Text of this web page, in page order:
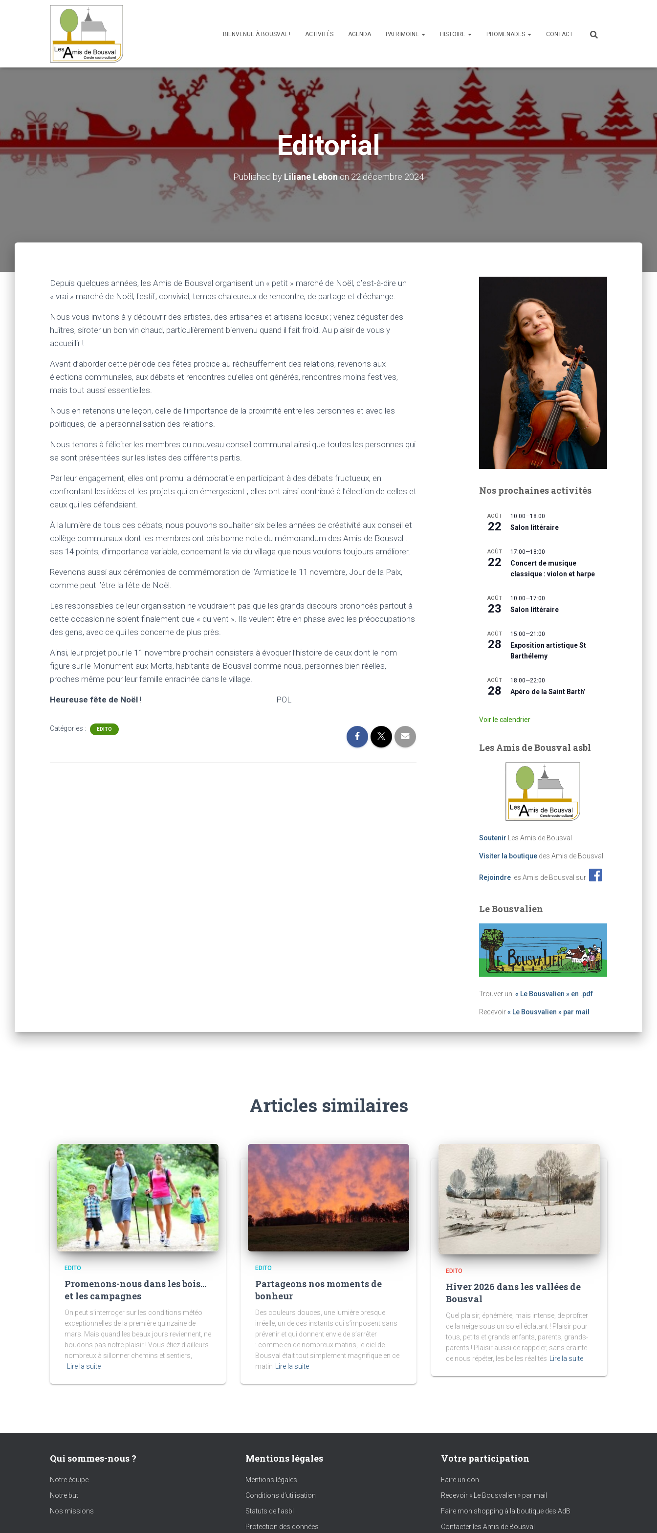
BIENVENUE À BOUSVAL ! ACTIVITÉS AGENDA PATRIMOINE HISTOIRE PROMENADES CONTACT
Editorial
Published by Liliane Lebonon22 décembre 2024
Depuis quelques années, les Amis de Bousval organisent un « petit » marché de Noël, c’est-à-dire un
« vrai » marché de Noël, festif, convivial, temps chaleureux de rencontre, de partage et d’échange.
Nous vous invitons à y découvrir des artistes, des artisanes et artisans locaux ; venez déguster des
huîtres, siroter un bon vin chaud, particulièrement bienvenu quand il fait froid. Au plaisir de vous y
accueillir !
Avant d’aborder cette période des fêtes propice au réchauffement des relations, revenons aux
élections communales, aux débats et rencontres qu’elles ont générés, rencontres moins festives,
mais tout aussi essentielles.
Nous en retenons une leçon, celle de l’importance de la proximité entre les personnes et avec les
politiques, de la personnalisation des relations.
Nous tenons à féliciter les membres du nouveau conseil communal ainsi que toutes les personnes qui
se sont présentées sur les listes des différents partis.
Par leur engagement, elles ont promu la démocratie en participant à des débats fructueux, en
confrontant les idées et les projets qui en émergeaient ; elles ont ainsi contribué à l’élection de celles et
ceux qui les défendaient.
À la lumière de tous ces débats, nous pouvons souhaiter six belles années de créativité aux conseil et
collège communaux dont les membres ont pris bonne note du mémorandum des Amis de Bousval :
ses 14 points, d’importance variable, concernent la vie du village que nous voulons toujours améliorer.
Revenons aussi aux cérémonies de commémoration de l’Armistice le 11 novembre, Jour de la Paix,
comme peut l’être la fête de Noël.
Les responsables de leur organisation ne voudraient pas que les grands discours prononcés partout à
cette occasion ne soient finalement que « du vent ». Ils veulent être en phase avec les préoccupations
des gens, avec ce qui les concerne de plus près.
Ainsi, leur projet pour le 11 novembre prochain consistera à évoquer l’histoire de ceux dont le nom
figure sur le Monument aux Morts, habitants de Bousval comme nous, personnes bien réelles,
proches même pour leur famille enracinée dans le village.
Heureuse fête de Noël ! POL
Catégories : EDITO
Nos prochaines activités
AOÛT
22
10:00—18:00
Salon littéraire
AOÛT
22
17:00—18:00
Concert de musique
classique : violon et harpe
AOÛT
23
10:00—17:00
Salon littéraire
AOÛT
28
15:00—21:00
Exposition artistique St
Barthélemy
AOÛT
28
18:00—22:00
Apéro de la Saint Barth’
Voir le calendrier
Les Amis de Bousval asbl
Soutenir Les Amis de Bousval
Visiter la boutiquedes Amis de Bousval
Rejoindreles Amis de Bousval sur
Le Bousvalien
Trouver un « Le Bousvalien » en .pdf
Recevoir« Le Bousvalien » par mail
Articles similaires
EDITO
Promenons-nous dans les bois…
et les campagnes
On peut s’interroger sur les conditions météo
exceptionnelles de la première quinzaine de
mars. Mais quand les beaux jours reviennent, ne
boudons pas notre plaisir ! Vous étiez d’ailleurs
nombreux à sillonner chemins et sentiers,
Lire la suite
EDITO
Partageons nos moments de
bonheur
Des couleurs douces, une lumière presque
irréelle, un de ces instants qui s’imposent sans
prévenir et qui donnent envie de s’arrêter
: comme en de nombreux matins, le ciel de
Bousval était tout simplement magnifique en ce
matin
Lire la suite
EDITO
Hiver 2026 dans les vallées de
Bousval
Quel plaisir, éphémère, mais intense, de profiter
de la neige sous un soleil éclatant ! Plaisir pour
tous, petits et grands enfants, parents, grands-
parents ! Plaisir aussi de rappeler, sans crainte
de nous répéter, les belles réalités
Lire la suite
Qui sommes-nous ?
Notre équipe
Notre but
Nos missions
Mentions légales
Mentions légales
Conditions d’utilisation
Statuts de l’asbl
Protection des données
Votre participation
Faire un don
Recevoir « Le Bousvalien » par mail
Faire mon shopping à la boutique des AdB
Contacter les Amis de Bousval